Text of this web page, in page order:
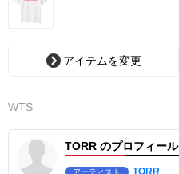
アイテムを変更
WTS
TORR のプロフィール
アーティスト TORR